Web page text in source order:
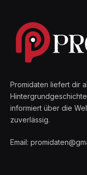
Promidaten liefert dir
informiert über die
zuverlässig.
Email: